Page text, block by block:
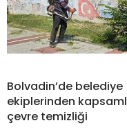
Bolvadin’de belediye
ekiplerinden
çevre temizliği